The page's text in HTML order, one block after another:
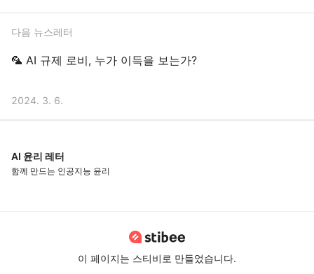
다음 뉴스레터
🦜 AI 규제 로비, 누가 이득을 보는가?
2024. 3. 6.
AI 윤리 레터
함께 만드는 인공지능 윤리
이 페이지는 스티비로 만들었습니다.